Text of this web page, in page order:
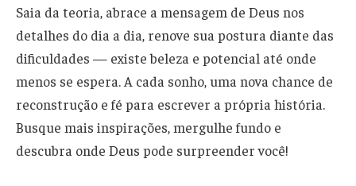
Saia da teoria, abrace a mensagem de Deus nos
detalhes do dia a dia, renove sua postura diante das
dificuldades — existe beleza e potencial até onde
menos se espera. A cada sonho, uma nova chance de
reconstrução e fé para escrever a própria história.
Busque mais inspirações, mergulhe fundo e
descubra onde Deus pode surpreender você!